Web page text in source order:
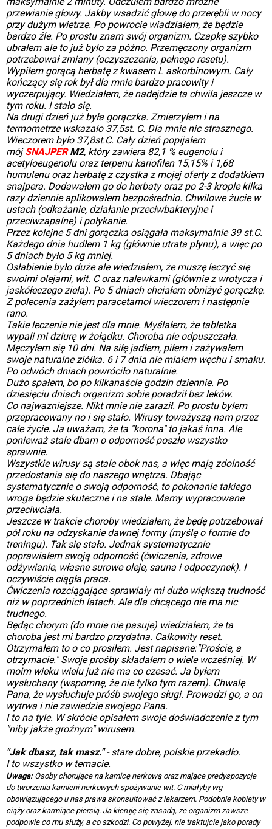
przewianie głowy. Jakby wsadzić głowę do przerębli w nocy
przy dużym wietrze. Po powrocie wiadziałem, że będzie
bardzo źle. Po prostu znam swój organizm. Czapkę szybko
ubrałem ale to już było za późno. Przemęczony organizm
potrzebował zmiany (oczyszczenia, pełnego resetu).
Wypiłem gorącą herbatę z kwasem L askorbinowym. Cały
kończący się rok był dla mnie bardzo pracowity i
wyczerpujący. Wiedziałem, że nadejdzie ta chwila jeszcze w
tym roku. I stało się.
Na drugi dzień już była gorączka. Zmierzyłem i na
termometrze wskazało 37,5st. C. Dla mnie nic strasznego.
Wieczorem było 37,8st.C. Cały dzień popijałem
mój SNAJPERM2, który zawiera 82,1 % eugenolu i
acetyloeugenolu oraz terpenu kariofilen 15,15% i 1,68
humulenu orazherbatę z czystka z mojej oferty z dodatkiem
snajpera. Dodawałem go do herbaty oraz po 2-3 krople kilka
razy dziennie aplikowałem bezpośrednio. Chwilowe żucie w
ustach (odkażanie, działanie przeciwbakteryjne i
przeciwzapalne) i połykanie.
Przez kolejne 5 dni gorączka osiągała maksymalnie 39 st.C.
Każdego dnia hudłem 1 kg (głównie utrata płynu), a więc po
5 dniach było 5 kg mniej.
Osłabienie było duże ale wiedziałem, że muszę leczyć się
swoimi olejami, wit. C oraz nalewkami (głównie z wrotycza i
jaskółeczego ziela). Po 5 dniach chciałem obniżyć gorączkę.
Z polecenia zażyłem paracetamol wieczorem i następnie
rano.
Takie leczenie nie jest dla mnie. Myślałem, że tabletka
wypali mi dziurę w żołądku. Choroba nie odpuszczała.
Męczyłem się 10 dni. Na siłę jadłem, piłem i zażywałem
swoje naturalne ziółka. 6 i 7 dnia nie miałem węchu i smaku.
Po odwóch dniach powróciło naturalnie.
Dużo spałem, bo po kilkanaście godzin dziennie. Po
dziesięciu dniach organizm sobie poradził bez leków.
Co najwazniejsze. Nikt mnie nie zaraził. Po prostu byłem
przepracowany no i się stało. Wirusy toważyszą nam przez
całe życie. Ja uważam, że ta "korona" to jakaś inna. Ale
ponieważ stale dbam o odporność poszło wszystko
sprawnie.
Wszystkie wirusy są stale obok nas, a więc mają zdolność
przedostania się do naszego wnętrza. Dbając
systematycznie o swoją odporność, to pokonanie takiego
wroga będzie skuteczne i na stałe. Mamy wypracowane
przeciwciała.
Jeszcze w trakcie choroby wiedziałem, że będę potrzebował
pół roku na odzyskanie dawnej formy (myślę o formie do
treningu). Tak się stało. Jednak systematycznie
poprawiałem swoją odporność (ćwiczenia, zdrowe
odżywianie, własne surowe oleje, sauna i odpoczynek). I
oczywiście ciągła praca.
Ćwiczenia rozciągające sprawiały mi dużo większą trudność
niż w poprzednich latach. Ale dla chcącego nie ma nic
trudnego.
Będąc chorym (do mnie nie pasuje) wiedziałem, że ta
choroba jest mi bardzo przydatna. Całkowity reset.
Otrzymałem to o co prosiłem. Jest napisane:"Proście, a
otrzymacie." Swoje prośby składałem o wiele wcześniej. W
moim wieku wielu już nie ma co czesać. Ja byłem
wysłuchany (wspomnę, że nie tylko tym razem). Chwalę
Pana, że wysłuchuje próśb swojego sługi. Prowadzi go, a on
wytrwa i nie zawiedzie swojego Pana.
I to na tyle. W skrócie opisałem swoje doświadczenie z tym
"niby jakże groźnym" wirusem.
"Jak dbasz, tak masz."- stare dobre, polskie przekadło.
I to wszystko w temacie.
Uwaga:Osoby chorujące na kamicę nerkową oraz mające predyspozycje
do tworzenia kamieni nerkowych spożywanie wit. C miałyby wg
obowiązującego u nas prawa skonsultować z lekarzem. Podobnie kobiety w
ciąży oraz karmiące piersią. Ja kieruję się zasadą, że organizm zawsze
podpowie co mu służy, a co szkodzi. Co powyżej, nie traktujcie jako porady